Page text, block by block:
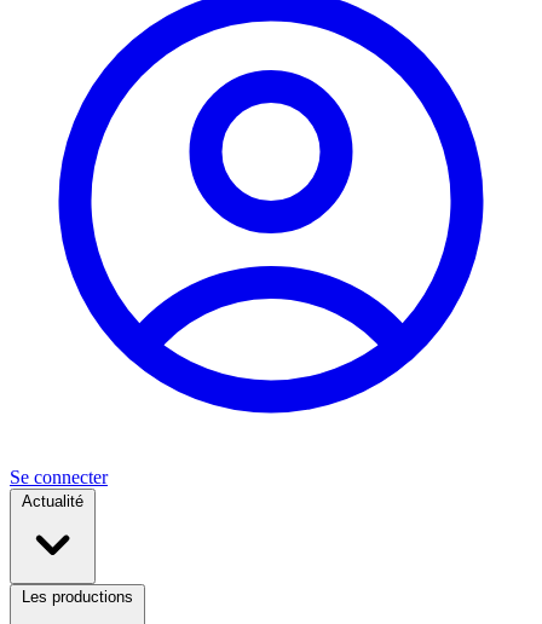
Se connecter
Actualité
Les productions